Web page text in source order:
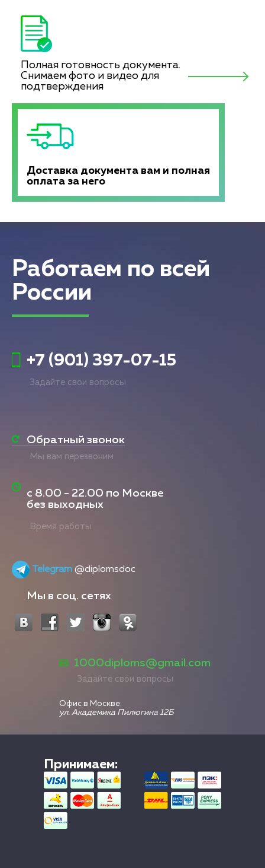
Полная готовность документа.
Снимаем фото и видео для
подтверждения
Доставка документа вам и полная
оплата за него
Работаем по всей
России
+7 (901) 397-07-15
Задайте свои вопросы
Обратный звонок
Мы вам перезвоним
с 8.00 - 22.00 по Москве
без выходных
Время работы
Telegram @diplomsdoc
Мы в соц. сетях
1000diploms@gmail.com
Задайте свои вопросы
Офис в Москве:
ул. Академика Пилюгина 12Б
Принимаем: